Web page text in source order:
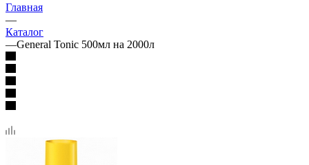
Главная
—
Каталог
—General Tonic 500мл на 2000л